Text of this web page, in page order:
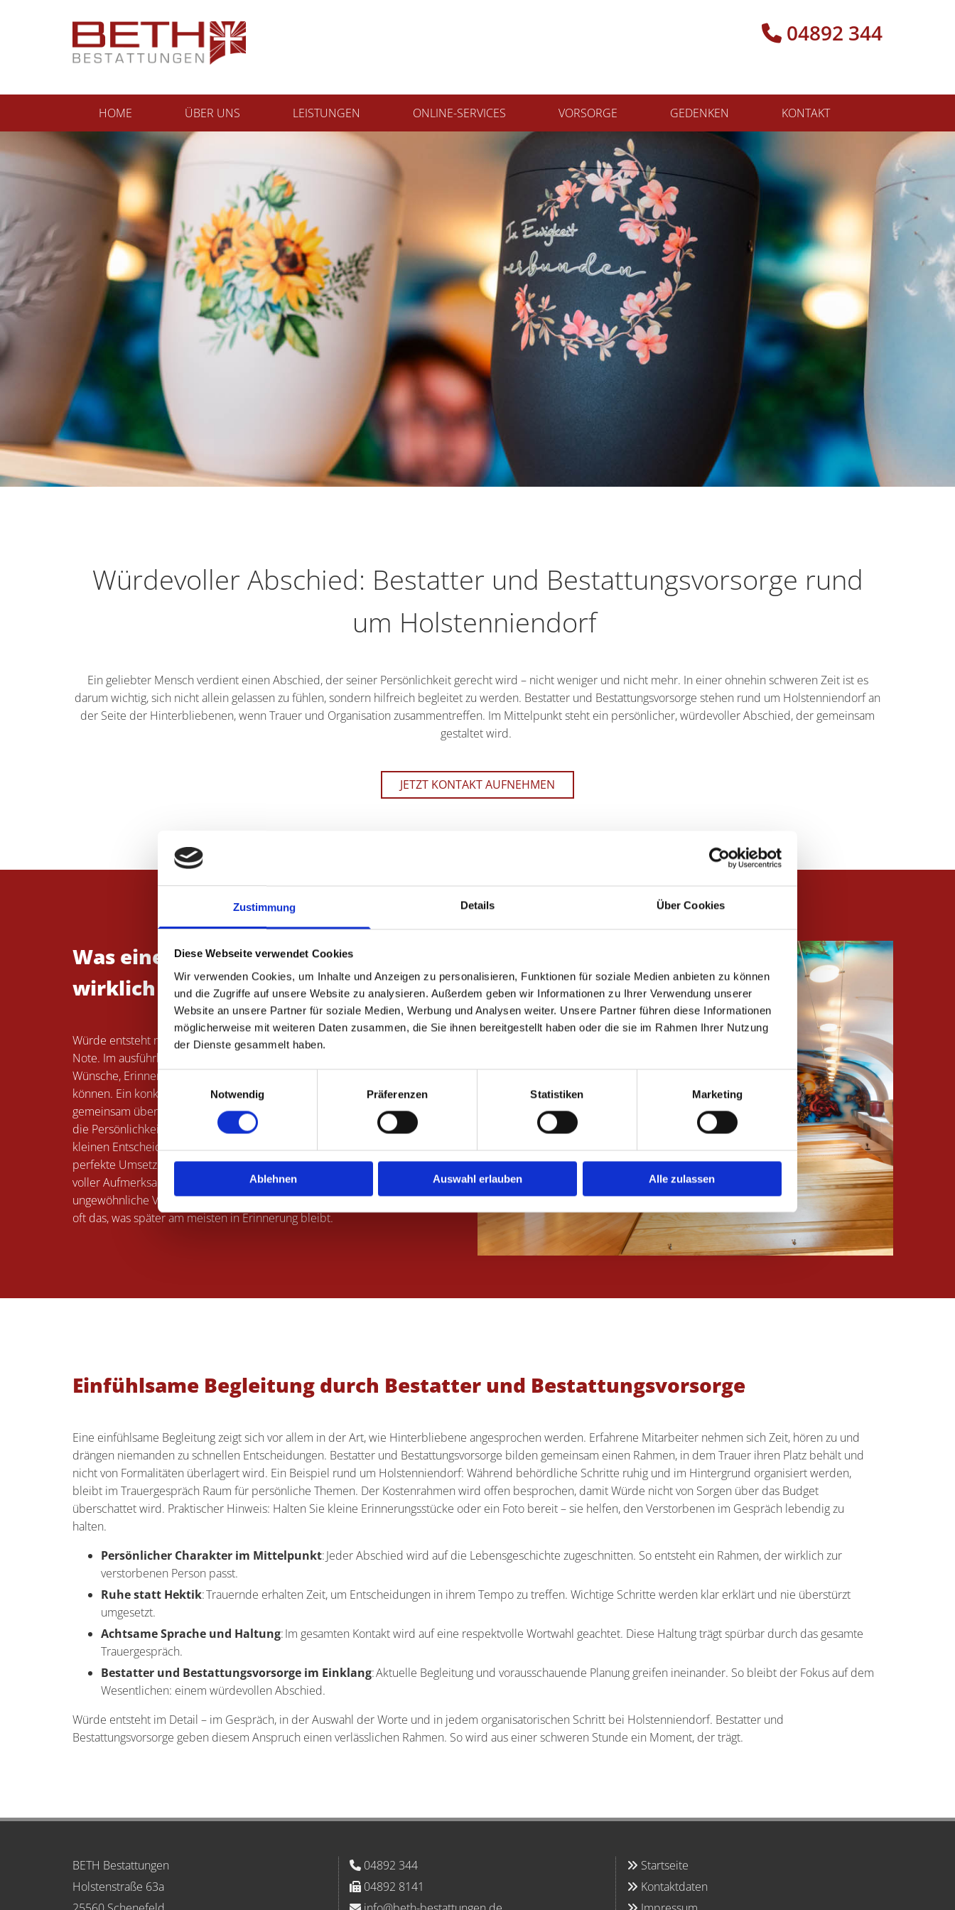
Zustimmung Details Über Cookies
Diese Webseite verwendet Cookies
Wir verwenden Cookies, um Inhalte und Anzeigen zu personalisieren, Funktionen für soziale Medien anbieten zu können
und die Zugriffe auf unsere Website zu analysieren. Außerdem geben wir Informationen zu Ihrer Verwendung unserer
Website an unsere Partner für soziale Medien, Werbung und Analysen weiter. Unsere Partner führen diese Informationen
möglicherweise mit weiteren Daten zusammen, die Sie ihnen bereitgestellt haben oder die sie im Rahmen Ihrer Nutzung
der Dienste gesammelt haben.
Einwilligungsauswahl
Notwendig
Präferenzen Statistiken Marketing
Ablehnen Auswahl erlauben Alle zulassen
 04892 344
HOME ÜBER UNS LEISTUNGEN ONLINE-SERVICES VORSORGE GEDENKEN KONTAKT
Würdevoller Abschied: Bestatter und Bestattungsvorsorge rund
um Holstenniendorf
Ein geliebter Mensch verdient einen Abschied, der seiner Persönlichkeit gerecht wird – nicht weniger und nicht mehr. In einer ohnehin schweren Zeit ist es
darum wichtig, sich nicht allein gelassen zu fühlen, sondern hilfreich begleitet zu werden. Bestatter und Bestattungsvorsorge stehen rund um Holstenniendorf an
der Seite der Hinterbliebenen, wenn Trauer und Organisation zusammentreffen. Im Mittelpunkt steht ein persönlicher, würdevoller Abschied, der gemeinsam
gestaltet wird.
JETZT KONTAKT AUFNEHMEN
Was einen würdevollen Abschied
wirklich ausmacht
Würde entsteht nicht durch Aufwand, sondern durch Sorgfalt und persönliche
Note. Im ausführlichen Trauergespräch wird Raum geschaffen, in dem
Wünsche, Erinnerungen und Vorstellungen unbeschwert formuliert werden
können. Ein konkretes Beispiel im Umkreis von Holstenniendorf: Es wird
gemeinsam überlegt, welche Bestattungsart, welche Musik und welche Worte
die Persönlichkeit des Verstorbenen am besten widerspiegeln. Genau diese
kleinen Entscheidungen prägen den späteren Abschied am stärksten. Die
perfekte Umsetzung Ihrer Wünsche ist dabei eine ehrenvolle Aufgabe, die mit
voller Aufmerksamkeit angegangen wird. Praktischer Hinweis: Auch
ungewöhnliche Vorstellungen dürfen offen angesprochen werden – sie sind
oft das, was später am meisten in Erinnerung bleibt.
Einfühlsame Begleitung durch Bestatter und Bestattungsvorsorge
Eine einfühlsame Begleitung zeigt sich vor allem in der Art, wie Hinterbliebene angesprochen werden. Erfahrene Mitarbeiter nehmen sich Zeit, hören zu und
drängen niemanden zu schnellen Entscheidungen. Bestatter und Bestattungsvorsorge bilden gemeinsam einen Rahmen, in dem Trauer ihren Platz behält und
nicht von Formalitäten überlagert wird. Ein Beispiel rund um Holstenniendorf: Während behördliche Schritte ruhig und im Hintergrund organisiert werden,
bleibt im Trauergespräch Raum für persönliche Themen. Der Kostenrahmen wird offen besprochen, damit Würde nicht von Sorgen über das Budget
überschattet wird. Praktischer Hinweis: Halten Sie kleine Erinnerungsstücke oder ein Foto bereit – sie helfen, den Verstorbenen im Gespräch lebendig zu
halten.
Persönlicher Charakter im Mittelpunkt: Jeder Abschied wird auf die Lebensgeschichte zugeschnitten. So entsteht ein Rahmen, der wirklich zur
verstorbenen Person passt.
Ruhe statt Hektik: Trauernde erhalten Zeit, um Entscheidungen in ihrem Tempo zu treffen. Wichtige Schritte werden klar erklärt und nie überstürzt
umgesetzt.
Achtsame Sprache und Haltung: Im gesamten Kontakt wird auf eine respektvolle Wortwahl geachtet. Diese Haltung trägt spürbar durch das gesamte
Trauergespräch.
Bestatter und Bestattungsvorsorge im Einklang: Aktuelle Begleitung und vorausschauende Planung greifen ineinander. So bleibt der Fokus auf dem
Wesentlichen: einem würdevollen Abschied.
Würde entsteht im Detail – im Gespräch, in der Auswahl der Worte und in jedem organisatorischen Schritt bei Holstenniendorf. Bestatter und
Bestattungsvorsorge geben diesem Anspruch einen verlässlichen Rahmen. So wird aus einer schweren Stunde ein Moment, der trägt.
BETH Bestattungen
Holstenstraße 63a
 04892 344
04892 8141
 Startseite
 Kontaktdaten